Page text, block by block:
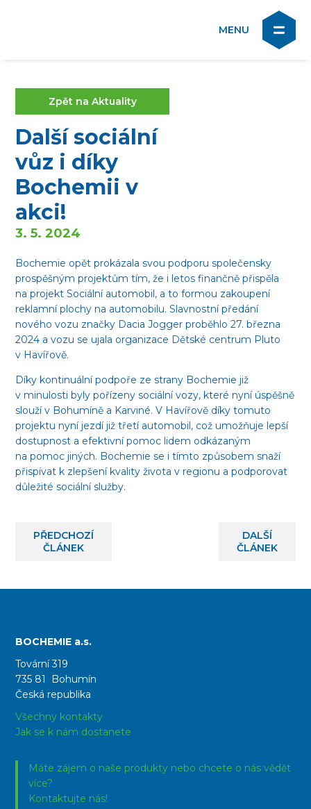
Zpět na Aktuality
Další sociální
vůz i díky
Bochemii v
akci!
3. 5. 2024
Bochemie opět prokázala svou podporu společensky
prospěšným projektům tím, že i letos finančně přispěla
na projekt Sociální automobil, a to formou zakoupení
reklamní plochy na automobilu. Slavnostní předání
nového vozu značky Dacia Jogger proběhlo 27. března
2024 a vozu se ujala organizace Dětské centrum Pluto
v Havířově.
Díky kontinuální podpoře ze strany Bochemie již
v minulosti byly pořízeny sociální vozy, které nyní úspěšně
slouží v Bohumíně a Karviné. V Havířově díky tomuto
projektu nyní jezdí již třetí automobil, což umožňuje lepší
dostupnost a efektivní pomoc lidem odkázaným
na pomoc jiných. Bochemie se i tímto způsobem snaží
přispívat k zlepšení kvality života v regionu a podporovat
důležité sociální služby.
DALŠÍ
ČLÁNEK
PŘEDCHOZÍ
ČLÁNEK
BOCHEMIE a.s.
Tovární 319
735 81 Bohumín
Česká republika
Všechny kontakty
Jak se k nám dostanete
Máte zájem o naše produkty nebo chcete o nás vědět
více?
Kontaktujte nás!